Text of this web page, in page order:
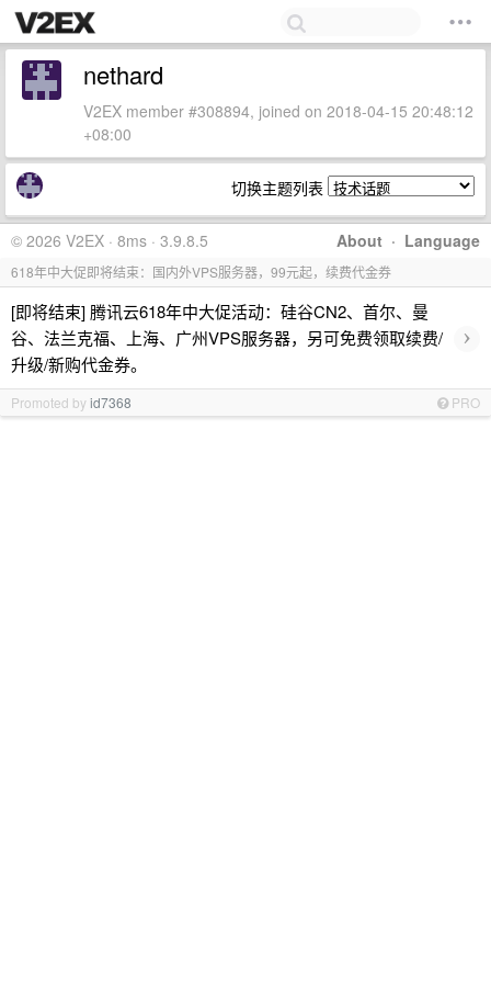
nethard
V2EX member #308894, joined on 2018-04-15 20:48:12
+08:00
切换主题列表
About · Language
© 2026 V2EX · 8ms · 3.9.8.5
618年中大促即将结束：国内外VPS服务器，99元起，续费代金券
[即将结束] 腾讯云618年中大促活动：硅谷CN2、首尔、曼
谷、法兰克福、上海、广州VPS服务器，另可免费领取续费/
升级/新购代金券。
›
Promoted byid7368 PRO